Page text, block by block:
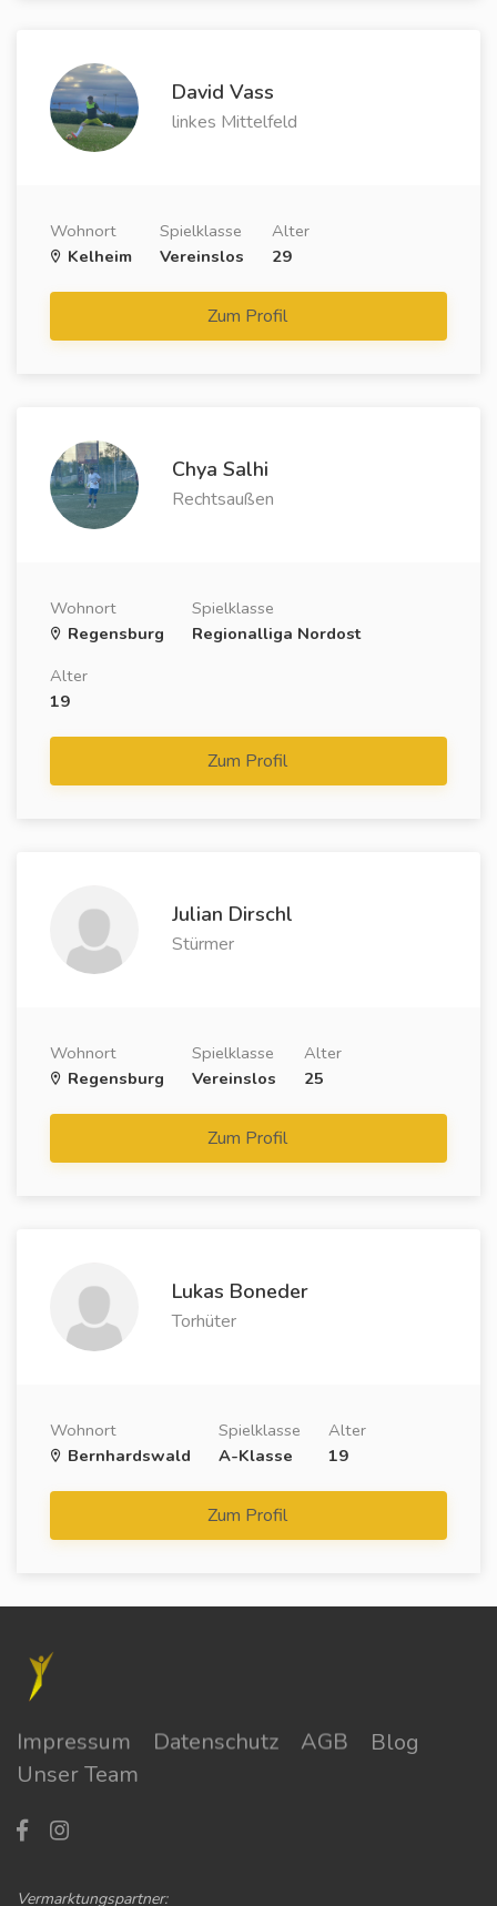
David Vass
linkes Mittelfeld
Wohnort
Kelheim
Spielklasse
Vereinslos
Alter
29
Zum Profil
Chya Salhi
Rechtsaußen
Wohnort
Regensburg
Spielklasse
Regionalliga Nordost
Alter
19
Zum Profil
Julian Dirschl
Stürmer
Wohnort
Regensburg
Spielklasse
Vereinslos
Alter
25
Zum Profil
Lukas Boneder
Torhüter
Wohnort
Bernhardswald
Spielklasse
A-Klasse
Alter
19
Zum Profil
Impressum Datenschutz AGB
Blog
Unser Team
Vermarktungspartner: